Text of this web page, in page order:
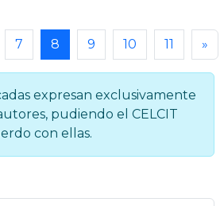
7 8 9 10 11 »
expresan exclusivamente
pudiendo el CELCIT
con ellas.